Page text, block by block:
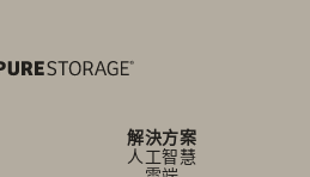
解決方案
人工智慧